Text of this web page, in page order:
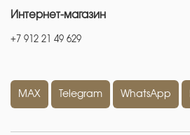
Интернет-магазин
+7 912 21 49 629
MAX Telegram WhatsApp